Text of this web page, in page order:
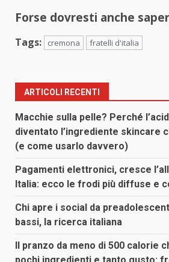
Forse dovresti anche
Tags: cremona fratelli d'italia
ARTICOLI RECENTI
Macchie sulla pelle? Perché
diventato l’ingrediente skincare
(e come usarlo davvero)
Pagamenti elettronici, cresce
Italia: ecco le frodi più diffuse e
Chi apre i social da
bassi, la ricerca italiana
Il pranzo da meno di 500 calorie
pochi ingredienti e tanto gusto: